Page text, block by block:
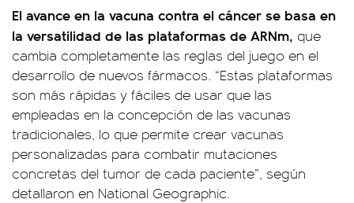
El avance en la vacuna contra el cáncer se basa en
la versatilidad de las plataformas de ARNm, que
cambia completamente las reglas del juego en el
desarrollo de nuevos fármacos. “Estas plataformas
son más rápidas y fáciles de usar que las
empleadas en la concepción de las vacunas
tradicionales, lo que permite crear vacunas
personalizadas para combatir mutaciones
concretas del tumor de cada paciente”, según
detallaron en National Geographic.